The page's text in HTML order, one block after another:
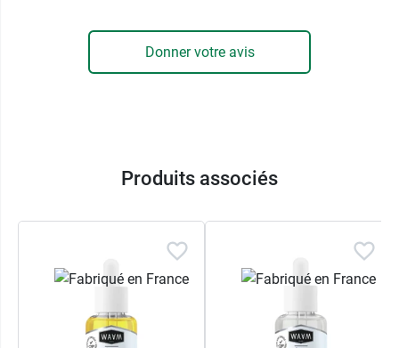
d’optimiser son action hydratante.
sérum contient un extrait defigue de barbarie
hydratantes et antioxydantes. Il contribue
également à apporter de l’éclat au teint, ce qui en
fait un allié intéressant pour les peaux matures.
La formule contient aussi de l’
aloevera. Cet actif
peau. Il participe au confort cutané après
Donner votre avis
Produits associés